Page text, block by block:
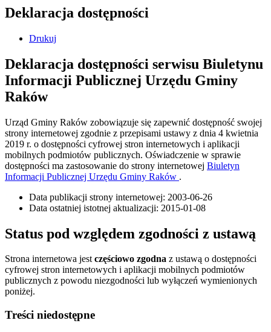
Deklaracja dostępności
Drukuj
Deklaracja dostępności serwisu Biuletynu
Informacji Publicznej Urzędu Gminy
Raków
Urząd Gminy Raków zobowiązuje się zapewnić dostępność swojej
strony internetowej zgodnie z przepisami ustawy z dnia 4 kwietnia
2019 r. o dostępności cyfrowej stron internetowych i aplikacji
mobilnych podmiotów publicznych. Oświadczenie w sprawie
dostępności ma zastosowanie do strony internetowej Biuletyn
Informacji Publicznej Urzędu Gminy Raków .
Data publikacji strony internetowej: 2003-06-26
Data ostatniej istotnej aktualizacji: 2015-01-08
Status pod względem zgodności z ustawą
Strona internetowa jestczęściowo zgodna z ustawą o dostępności
cyfrowej stron internetowych i aplikacji mobilnych podmiotów
publicznych z powodu niezgodności lub wyłączeń wymienionych
poniżej.
Treści niedostępne